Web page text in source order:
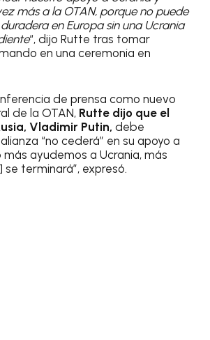
más a la OTAN, porque no puede
en Europa sin una Ucrania
“, dijo Rutte tras tomar
en una ceremonia en
de prensa como nuevo
de la OTAN, Rutte dijo que el
Vladimir Putin,debe
“no cederá” en su apoyo a
más ayudemos a Ucrania, más
terminará”, expresó.